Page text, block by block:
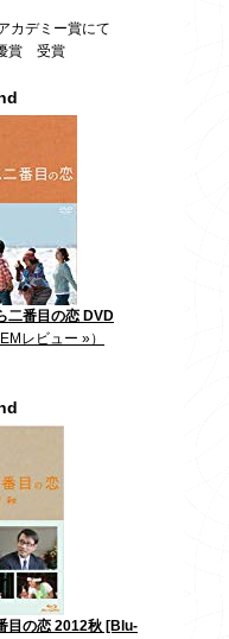
カデミー賞にて
賞 受賞
二番目の恋 DVD
レビュー »）
目の恋 2012秋 [Blu-